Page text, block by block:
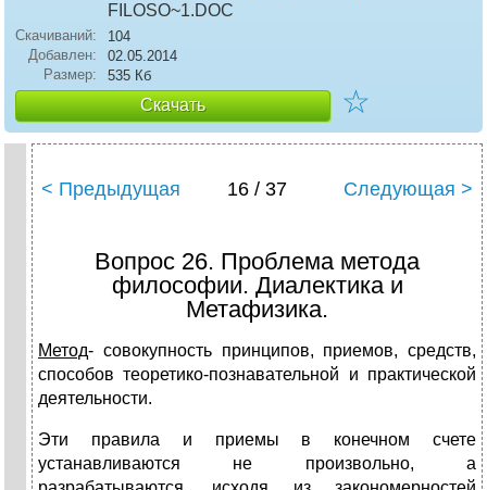
FILOSO~1.DOC
Скачиваний:
104
Добавлен:
02.05.2014
Размер:
535 Кб
Скачать ☆
< Предыдущая 16 / 37 Следующая >
Вопрос 26. Проблема метода
философии. Диалектика и
Метафизика.
Метод- совокупность принципов, приемов, средств,
способов теоретико-познавательной и практической
деятельности.
Эти правила и приемы в конечном счете
устанавливаются не произвольно, а